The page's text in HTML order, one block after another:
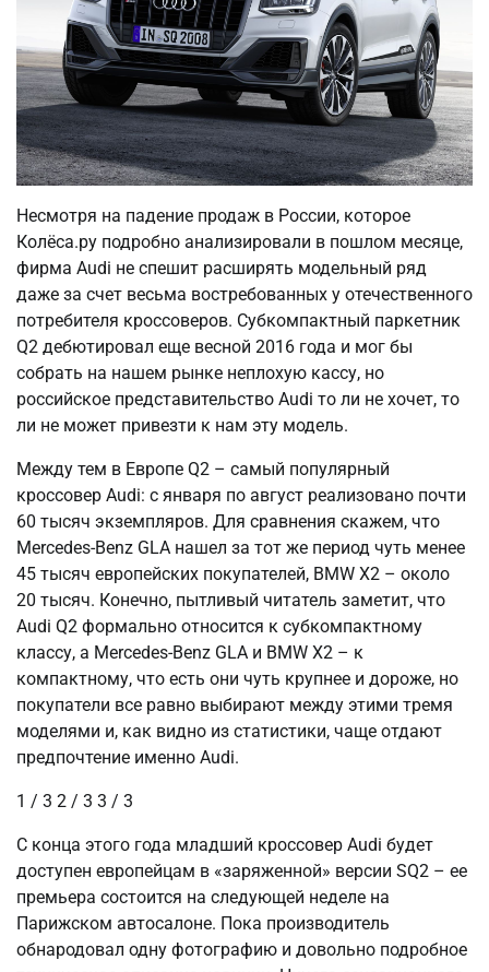
Несмотря на падение продаж в России, которое
Колёса.ру подробно анализировали в пошлом месяце,
фирма Audi не спешит расширять модельный ряд
даже за счет весьма востребованных у отечественного
потребителя кроссоверов. Субкомпактный паркетник
Q2 дебютировал еще весной 2016 года и мог бы
собрать на нашем рынке неплохую кассу, но
российское представительство Audi то ли не хочет, то
ли не может привезти к нам эту модель.
Между тем в Европе Q2 – самый популярный
кроссовер Audi: с января по август реализовано почти
60 тысяч экземпляров. Для сравнения скажем, что
Mercedes-Benz GLA нашел за тот же период чуть менее
45 тысяч европейских покупателей, BMW X2 – около
20 тысяч. Конечно, пытливый читатель заметит, что
Audi Q2 формально относится к субкомпактному
классу, а Mercedes-Benz GLA и BMW X2 – к
компактному, что есть они чуть крупнее и дороже, но
покупатели все равно выбирают между этими тремя
моделями и, как видно из статистики, чаще отдают
предпочтение именно Audi.
1 / 3 2 / 3 3 / 3
С конца этого года младший кроссовер Audi будет
доступен европейцам в «заряженной» версии SQ2 – ее
премьера состоится на следующей неделе на
Парижском автосалоне. Пока производитель
обнародовал одну фотографию и довольно подробное